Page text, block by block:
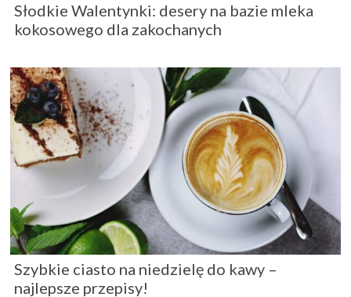
Słodkie Walentynki: desery na bazie mleka
kokosowego dla zakochanych
Szybkie ciasto na niedzielę do kawy –
najlepsze przepisy!